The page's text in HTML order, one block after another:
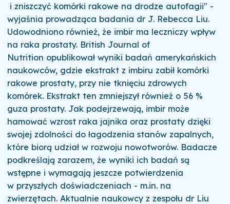
i zniszczyć komórki rakowe na drodze autofagii" -
wyjaśnia prowadząca badania dr J. Rebecca Liu.
Udowodniono również, że imbir ma leczniczy wpływ
na raka prostaty. British Journal of
Nutrition opublikował wyniki badań amerykańskich
naukowców, gdzie ekstrakt z imbiru zabił komórki
rakowe prostaty, przy nie tknięciu zdrowych
komórek. Ekstrakt ten zmniejszył również o 56 %
guza prostaty. Jak podejrzewają, imbir może
hamować wzrost raka jajnika oraz prostaty dzięki
swojej zdolności do łagodzenia stanów zapalnych,
które biorą udział w rozwoju nowotworów. Badacze
podkreślają zarazem, że wyniki ich badań są
wstępne i wymagają jeszcze potwierdzenia
w przyszłych doświadczeniach - m.in. na
zwierzętach. Aktualnie naukowcy z zespołu dr Liu